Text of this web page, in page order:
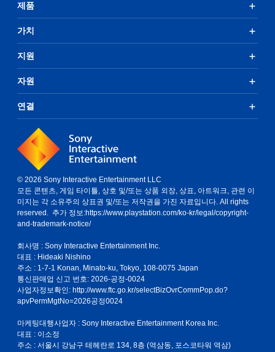
제품
가치
지원
자원
연결
© 2026 Sony Interactive Entertainment LLC
모든 콘텐츠, 게임 타이틀, 상호 및/또는 상품 외장, 상표, 아트워크, 관련 이
미지는 각 소유주의 상표권 및/또는 저작권을 가진 자료입니다. All rights
reserved. 추가 정보:https://www.playstation.com/ko-kr/legal/copyright-
and-trademark-notice/
회사명 : Sony Interactive Entertainment Inc.
대표 : Hideaki Nishino
주소 : 1-7-1 Konan, Minato-ku, Tokyo, 108-0075 Japan
통신판매업 신고 번호: 2026-공정-0024
사업자정보확인: http://www.ftc.go.kr/selectBizOvrCommPop.do?
apvPermMgtNo=2026공정0024
마케팅대행사업자 : Sony Interactive Entertainment Korea Inc.
대표 : 이소정
주소 : 서울시 강남구 테헤란로 134, 8층 (역삼동, 포스코타워 역삼)